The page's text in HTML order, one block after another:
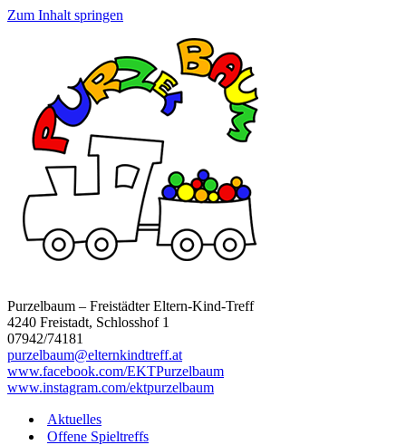
Zum Inhalt springen
Purzelbaum – Freistädter Eltern-Kind-Treff
4240 Freistadt, Schlosshof 1
07942/74181
purzelbaum@elternkindtreff.at
www.facebook.com/EKTPurzelbaum
www.instagram.com/ektpurzelbaum
Aktuelles
Offene Spieltreffs